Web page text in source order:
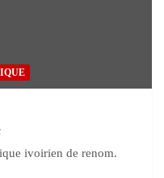
ivoirien de renom.